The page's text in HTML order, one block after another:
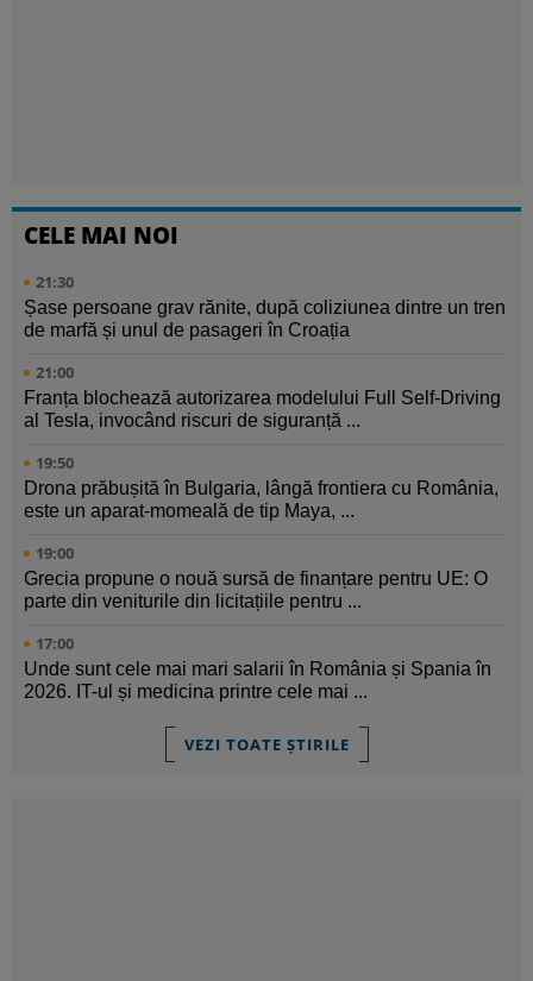
CELE MAI NOI
21:30
Șase persoane grav rănite, după coliziunea dintre un tren
de marfă și unul de pasageri în Croația
21:00
Franța blochează autorizarea modelului Full Self-Driving
al Tesla, invocând riscuri de siguranță ...
19:50
Drona prăbușită în Bulgaria, lângă frontiera cu România,
este un aparat-momeală de tip Maya, ...
19:00
Grecia propune o nouă sursă de finanțare pentru UE: O
parte din veniturile din licitațiile pentru ...
17:00
Unde sunt cele mai mari salarii în România și Spania în
2026. IT-ul și medicina printre cele mai ...
VEZI TOATE ȘTIRILE